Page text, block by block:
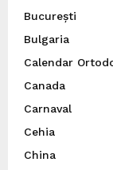
București
Bulgaria
Calendar
Canada
Carnaval
Cehia
China